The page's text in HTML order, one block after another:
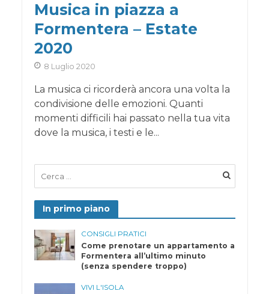
Musica in piazza a
Formentera – Estate
2020
8 Luglio 2020
La musica ci ricorderà ancora una volta la
condivisione delle emozioni. Quanti
momenti difficili hai passato nella tua vita
dove la musica, i testi e le...
In primo piano
CONSIGLI PRATICI
Come prenotare un appartamento a
Formentera all’ultimo minuto
(senza spendere troppo)
VIVI L'ISOLA